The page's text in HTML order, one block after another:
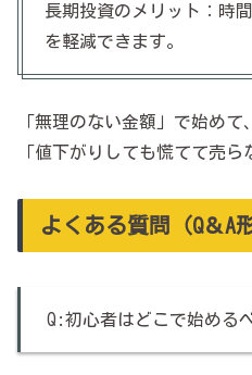
長期投資のメリット：時
を軽減できます。
「無理のない金額」で始めて
「値下がりしても慌てて売ら
よくある質問（Q＆A
Q:初心者はどこで始める